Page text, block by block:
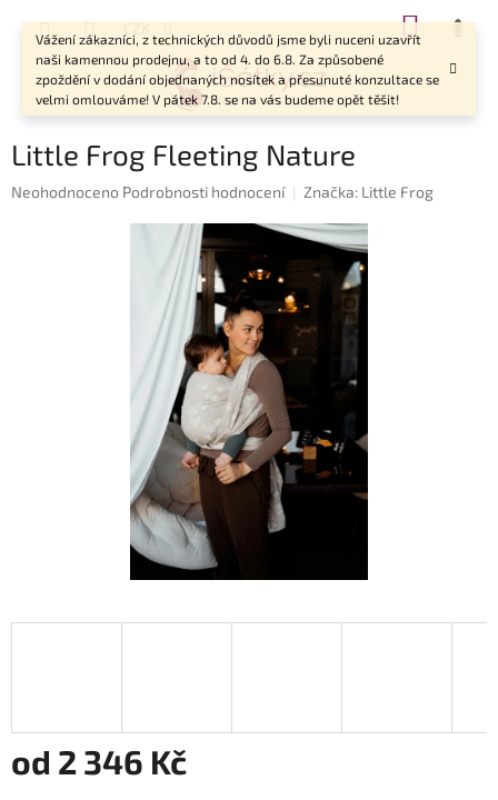
Vážení zákazníci, z technických důvodů jsme byli nuceni uzavřít
naši kamennou prodejnu, a to od 4. do 6.8. Za způsobené
zpoždění v dodání objednaných nosítek a přesunuté konzultace se
velmi omlouváme! V pátek 7.8. se na vás budeme opět těšit!
CZK
Little Frog Fleeting Nature
Průměrné
Neohodnoceno Podrobnosti hodnocení Značka: Little Frog
od 2 346 Kč